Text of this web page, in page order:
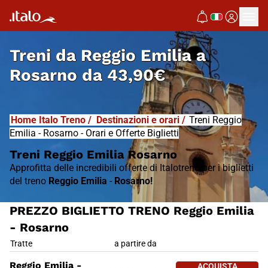
Treni da Reggio Emilia a
Rosarno da 43,90€
Home Italo Treno / Destinazioni e orari / Treni Reggio
Emilia - Rosarno - Orari e Offerte Biglietti
Treni Reggio Emilia Rosarno
Approfitta delle incredibili offerte di Italotreno per i biglietti
del treno Reggio Emilia - Rosarno!
PREZZO BIGLIETTO TRENO Reggio Emilia
- Rosarno
PREZZO BIGLIETTO TRENO
Tratte a partire da
ACQUISTA
Reggio Emilia -
ITABUS